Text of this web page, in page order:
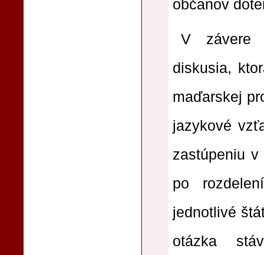
občanov
V závere
diskusia,
maďarskej
jazykové
zastúpeniu
po
jednotlivé
otázka